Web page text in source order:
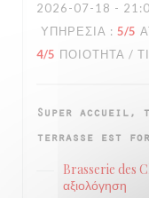
2026-07-18 -
ΥΠΗΡΕΣΊΑ : 5/5
4/5 ΠΟΙΌΤΗΤΑ /
Super accueil,
terrasse est
Brasserie des
αξιολόγηση